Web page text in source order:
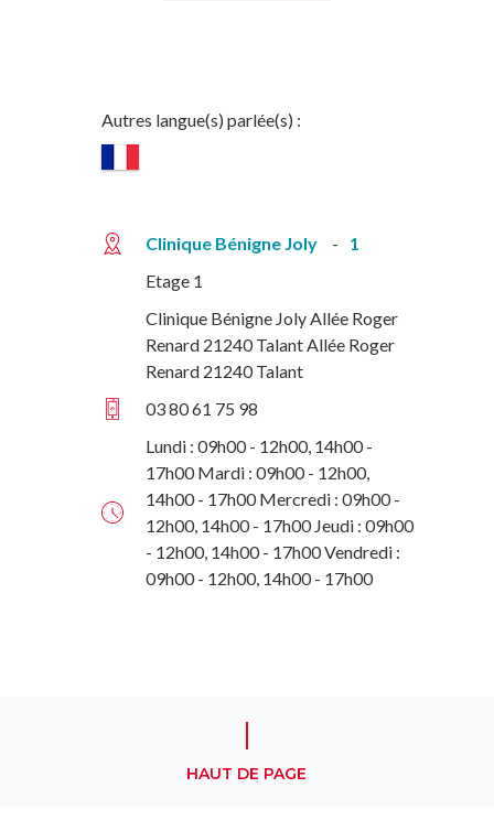
Autres langue(s) parlée(s) :
Clinique Bénigne Joly
1
Etage 1
Clinique Bénigne Joly Allée Roger
Renard 21240 Talant Allée Roger
Renard 21240 Talant
03 80 61 75 98
Lundi : 09h00 - 12h00, 14h00 -
17h00 Mardi : 09h00 - 12h00,
14h00 - 17h00 Mercredi : 09h00 -
12h00, 14h00 - 17h00 Jeudi : 09h00
- 12h00, 14h00 - 17h00 Vendredi :
09h00 - 12h00, 14h00 - 17h00
HAUT DE PAGE